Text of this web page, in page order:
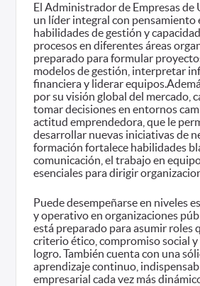
El Administrador de Empresas
un líder integral con pensamiento
habilidades de gestión y
procesos en diferentes áreas
preparado para formular
modelos de gestión, interpretar
financiera y liderar
por su visión global del mercado,
tomar decisiones en entornos
actitud emprendedora, que le
desarrollar nuevas iniciativas de
formación fortalece habilidades
comunicación, el trabajo en
esenciales para dirigir
Puede desempeñarse en niveles
y operativo en organizaciones
está preparado para asumir roles
criterio ético, compromiso social
logro. También cuenta con una
aprendizaje continuo,
empresarial cada vez más